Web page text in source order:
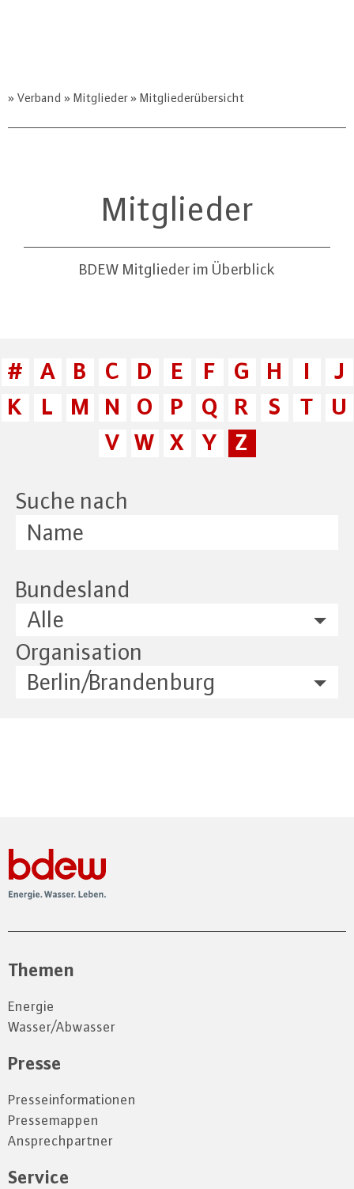
Verband Mitglieder Mitgliederübersicht
Mit­glie­der
BDEW Mitglieder im Überblick
# A B C D E F G H I
J
K
L M N O P Q R S T
U
V W X Y Z
Suche nach
Bundesland
Alle
Organisation
Berlin/Brandenburg
Themen
Energie
Wasser/Abwasser
Presse
Presseinformationen
Pressemappen
Ansprechpartner
Service